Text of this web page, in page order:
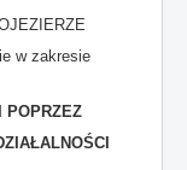
w zakresie
POPRZEZ